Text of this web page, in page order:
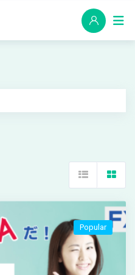
Popular